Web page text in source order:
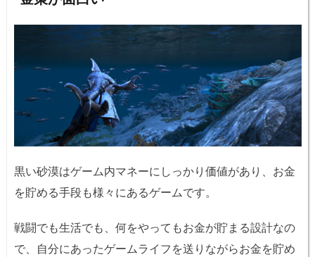
黒い砂漠はゲーム内マネーにしっかり価値があり、お金
を貯める手段も様々にあるゲームです。
戦闘でも生活でも、何をやってもお金が貯まる設計なの
で、自分にあったゲームライフを送りながらお金を貯め